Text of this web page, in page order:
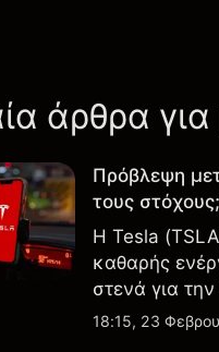
άρθρα για
Πρόβλεψη
τους στόχους;
Η Tesla
καθαρής
στενά για
εξελίξεις
18:15, 23